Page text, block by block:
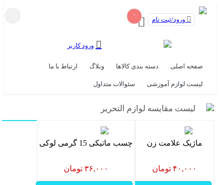
۰
ورود/ثبت نام
ورود کاربر
صفحه اصلی دسته بندی کالاها وبلاگ ارتباط با ما
لیست لوازم آموزشی سئوالات متداول
لیست مقایسه لوازم التحریر
ماژیک علامت زن
۴۰,۰۰۰ تومان
چسب ماتیکی 15 گرمی لوکی
۳۶,۰۰۰ تومان